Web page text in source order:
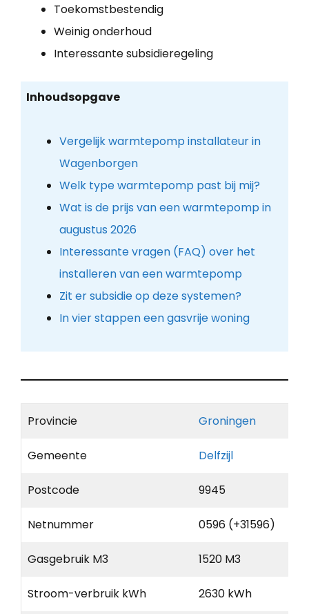
Toekomstbestendig
Weinig onderhoud
Interessante subsidieregeling
Inhoudsopgave
Vergelijk warmtepomp installateur in
Wagenborgen
Welk type warmtepomp past bij mij?
Wat is de prijs van een warmtepomp in
augustus 2026
Interessante vragen (FAQ) over het
installeren van een warmtepomp
Zit er subsidie op deze systemen?
In vier stappen een gasvrije woning
Provincie Groningen
Gemeente Delfzijl
Postcode 9945
Netnummer 0596 (+31596)
Gasgebruik M3 1520 M3
Stroom-verbruik kWh 2630 kWh